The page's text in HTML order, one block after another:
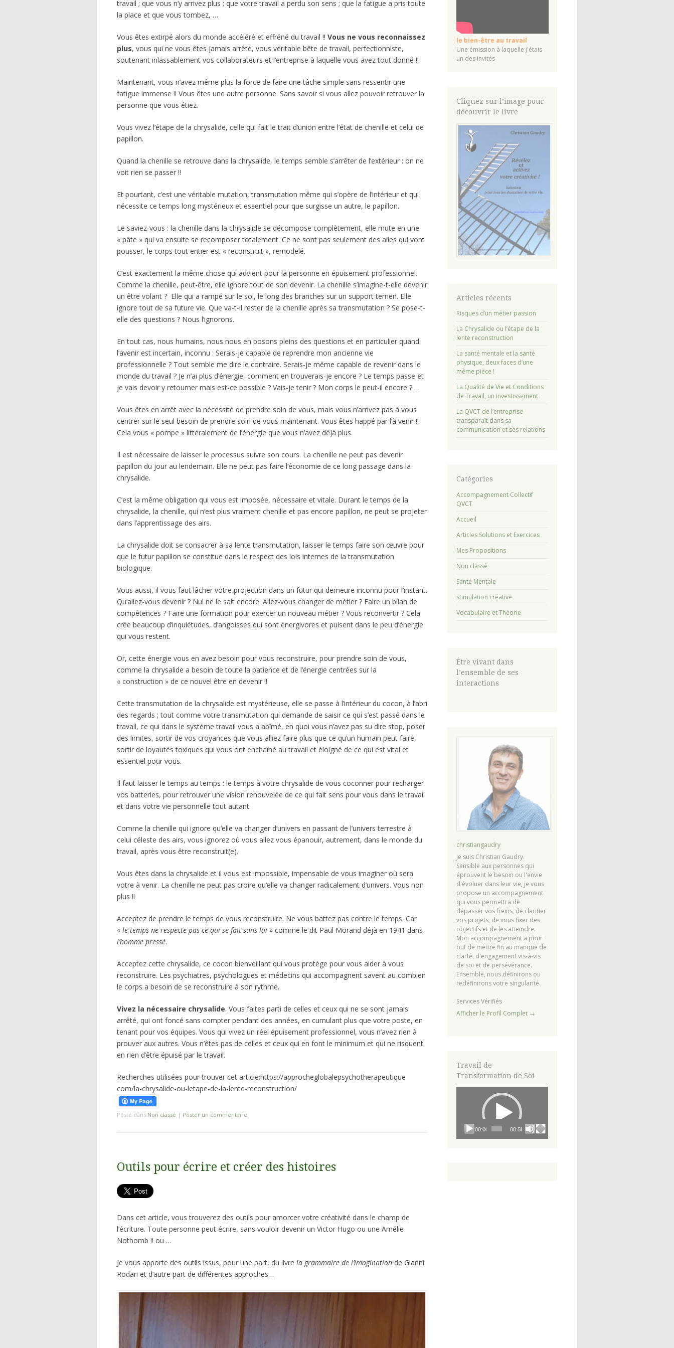
travail ; que vous n’y arrivez plus ; que votre travail a perdu son sens ; que la fatigue a pris toute
la place et que vous tombez, …
Vous êtes extirpé alors du monde accéléré et effréné du travail !! Vous ne vous reconnaissez
plus, vous qui ne vous êtes jamais arrêté, vous véritable bête de travail, perfectionniste,
soutenant inlassablement vos collaborateurs et l’entreprise à laquelle vous avez tout donné !!
Maintenant, vous n’avez même plus la force de faire une tâche simple sans ressentir une
fatigue immense !! Vous êtes une autre personne. Sans savoir si vous allez pouvoir retrouver la
personne que vous étiez.
Vous vivez l’étape de la chrysalide, celle qui fait le trait d‘union entre l’état de chenille et celui de
papillon.
Quand la chenille se retrouve dans la chrysalide, le temps semble s’arrêter de l’extérieur : on ne
voit rien se passer !!
Et pourtant, c’est une véritable mutation, transmutation même qui s’opère de l’intérieur et qui
nécessite ce temps long mystérieux et essentiel pour que surgisse un autre, le papillon.
Le saviez-vous : la chenille dans la chrysalide se décompose complètement, elle mute en une
« pâte » qui va ensuite se recomposer totalement. Ce ne sont pas seulement des ailes qui vont
pousser, le corps tout entier est « reconstruit », remodelé.
C’est exactement la même chose qui advient pour la personne en épuisement professionnel.
Comme la chenille, peut-être, elle ignore tout de son devenir. La chenille s’imagine-t-elle devenir
un être volant ? Elle qui a rampé sur le sol, le long des branches sur un support terrien. Elle
ignore tout de sa future vie. Que va-t-il rester de la chenille après sa transmutation ? Se pose-t-
elle des questions ? Nous l’ignorons.
En tout cas, nous humains, nous nous en posons pleins des questions et en particulier quand
l’avenir est incertain, inconnu : Serais-je capable de reprendre mon ancienne vie
professionnelle ? Tout semble me dire le contraire. Serais-je même capable de revenir dans le
monde du travail ? Je n’ai plus d’énergie, comment en trouverais-je encore ? Le temps passe et
je vais devoir y retourner mais est-ce possible ? Vais-je tenir ? Mon corps le peut-il encore ? …
Vous êtes en arrêt avec la nécessité de prendre soin de vous, mais vous n’arrivez pas à vous
centrer sur le seul besoin de prendre soin de vous maintenant. Vous êtes happé par l’à venir !!
Cela vous « pompe » littéralement de l’énergie que vous n’avez déjà plus.
Il est nécessaire de laisser le processus suivre son cours. La chenille ne peut pas devenir
papillon du jour au lendemain. Elle ne peut pas faire l’économie de ce long passage dans la
chrysalide.
C’est la même obligation qui vous est imposée, nécessaire et vitale. Durant le temps de la
chrysalide, la chenille, qui n’est plus vraiment chenille et pas encore papillon, ne peut se projeter
dans l’apprentissage des airs.
La chrysalide doit se consacrer à sa lente transmutation, laisser le temps faire son œuvre pour
que le futur papillon se constitue dans le respect des lois internes de la transmutation
biologique.
Vous aussi, il vous faut lâcher votre projection dans un futur qui demeure inconnu pour l’instant.
Qu’allez-vous devenir ? Nul ne le sait encore. Allez-vous changer de métier ? Faire un bilan de
compétences ? Faire une formation pour exercer un nouveau métier ? Vous reconvertir ? Cela
crée beaucoup d’inquiétudes, d’angoisses qui sont énergivores et puisent dans le peu d’énergie
qui vous restent.
Or, cette énergie vous en avez besoin pour vous reconstruire, pour prendre soin de vous,
comme la chrysalide a besoin de toute la patience et de l’énergie centrées sur la
« construction » de ce nouvel être en devenir !!
Cette transmutation de la chrysalide est mystérieuse, elle se passe à l’intérieur du cocon, à l’abri
des regards ; tout comme votre transmutation qui demande de saisir ce qui s’est passé dans le
travail, ce qui dans le système travail vous a abîmé, en quoi vous n’avez pas su dire stop, poser
des limites, sortir de vos croyances que vous alliez faire plus que ce qu’un humain peut faire,
sortir de loyautés toxiques qui vous ont enchaîné au travail et éloigné de ce qui est vital et
essentiel pour vous.
Il faut laisser le temps au temps : le temps à votre chrysalide de vous coconner pour recharger
vos batteries, pour retrouver une vision renouvelée de ce qui fait sens pour vous dans le travail
et dans votre vie personnelle tout autant.
Comme la chenille qui ignore qu’elle va changer d’univers en passant de l’univers terrestre à
celui céleste des airs, vous ignorez où vous allez vous épanouir, autrement, dans le monde du
travail, après vous être reconstruit(e).
Vous êtes dans la chrysalide et il vous est impossible, impensable de vous imaginer où sera
votre à venir. La chenille ne peut pas croire qu’elle va changer radicalement d’univers. Vous non
plus !!
Acceptez de prendre le temps de vous reconstruire. Ne vous battez pas contre le temps. Car
« le temps ne respecte pas ce qui se fait sans lui » comme le dit Paul Morand déjà en 1941 dans
l’homme pressé.
Acceptez cette chrysalide, ce cocon bienveillant qui vous protège pour vous aider à vous
reconstruire. Les psychiatres, psychologues et médecins qui accompagnent savent au combien
le corps a besoin de se reconstruire à son rythme.
Vivez la nécessaire chrysalide. Vous faites parti de celles et ceux qui ne se sont jamais
arrêté, qui ont foncé sans compter pendant des années, en cumulant plus que votre poste, en
tenant pour vos équipes. Vous qui vivez un réel épuisement professionnel, vous n’avez rien à
prouver aux autres. Vous n’êtes pas de celles et ceux qui en font le minimum et qui ne risquent
en rien d’être épuisé par le travail.
Recherches utilisées pour trouver cet article:https://approcheglobalepsychotherapeutique
com/la-chrysalide-ou-letape-de-la-lente-reconstruction/
Posté dans Non classé | Poster un commentaire
Outils pour écrire et créer des histoires
Dans cet article, vous trouverez des outils pour amorcer votre créativité dans le champ de
l’écriture. Toute personne peut écrire, sans vouloir devenir un Victor Hugo ou une Amélie
Nothomb !! ou …
Je vous apporte des outils issus, pour une part, du livre la grammaire de l’imagination de Gianni
Rodari et d’autre part de différentes approches…
le bien-être au travail
Une émission à laquelle j'étais
un des invités
Cliquez sur l’image pour
découvrir le livre
Articles récents
Risques d’un métier passion
La Chrysalide ou l’étape de la
lente reconstruction
La santé mentale et la santé
physique, deux faces d’une
même pièce !
La Qualité de Vie et Conditions
de Travail, un investissement
La QVCT de l’entreprise
transparaît dans sa
communication et ses relations
Catégories
Accompagnement Collectif
QVCT
Accueil
Articles Solutions et Exercices
Mes Propositions
Non classé
Santé Mentale
stimulation créative
Vocabulaire et Théorie
Être vivant dans
l’ensemble de ses
interactions
christiangaudry
Je suis Christian Gaudry.
Sensible aux personnes qui
éprouvent le besoin ou l'envie
d'évoluer dans leur vie, je vous
propose un accompagnement
qui vous permettra de
dépasser vos freins, de clarifier
vos projets, de vous fixer des
objectifs et de les atteindre.
Mon accompagnement a pour
but de mettre fin au manque de
clarté, d'engagement vis-à-vis
de soi et de persévérance.
Ensemble, nous définirons ou
redéfinirons votre singularité.
Services Vérifiés
Afficher le Profil Complet →
Travail de
Transformation de Soi
00:00 00:58